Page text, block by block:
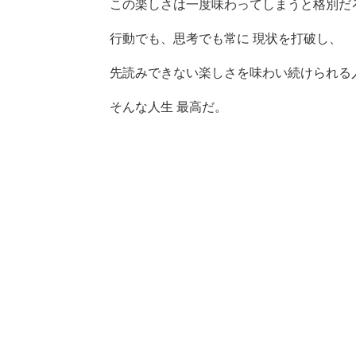
この楽しさは一度味わってしまうと格別だ
行動でも、思考でも常に 現状を打破し、
先読みできない楽しさを味わい続けられる
そんな人生 最高だ。